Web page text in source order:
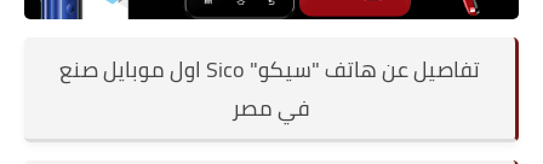
تفاصيل عن هاتف "سيكو" Sico اول موبايل صنع
في مصر